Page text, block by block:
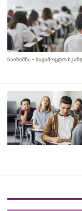
ჩაინიშნა - საგამოცდო